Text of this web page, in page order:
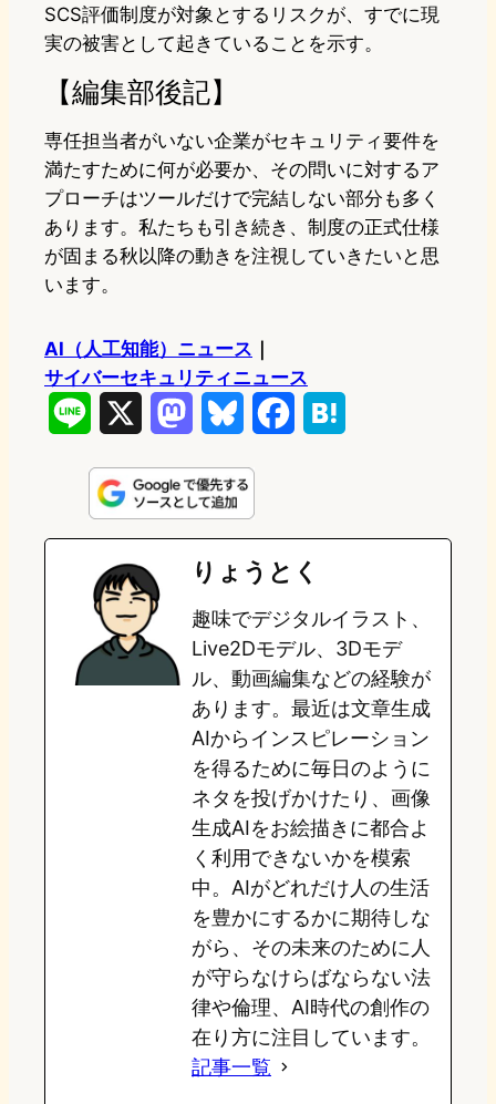
SCS評価制度が対象とするリスクが、すでに現
実の被害として起きていることを示す。
【編集部後記】
専任担当者がいない企業がセキュリティ要件を
満たすために何が必要か、その問いに対するア
プローチはツールだけで完結しない部分も多く
あります。私たちも引き続き、制度の正式仕様
が固まる秋以降の動きを注視していきたいと思
います。
AI（人工知能）ニュース ｜
サイバーセキュリティニュース
n
e
s
t
o
d
n
u
e
s
k
y
e
b
o
o
k
e
a
りょうとく
趣味でデジタルイラスト、
Live2Dモデル、3Dモデ
ル、動画編集などの経験が
あります。最近は文章生成
AIからインスピレーション
を得るために毎日のように
ネタを投げかけたり、画像
生成AIをお絵描きに都合よ
く利用できないかを模索
中。AIがどれだけ人の生活
を豊かにするかに期待しな
がら、その未来のために人
が守らなけらばならない法
律や倫理、AI時代の創作の
在り方に注目しています。
記事一覧